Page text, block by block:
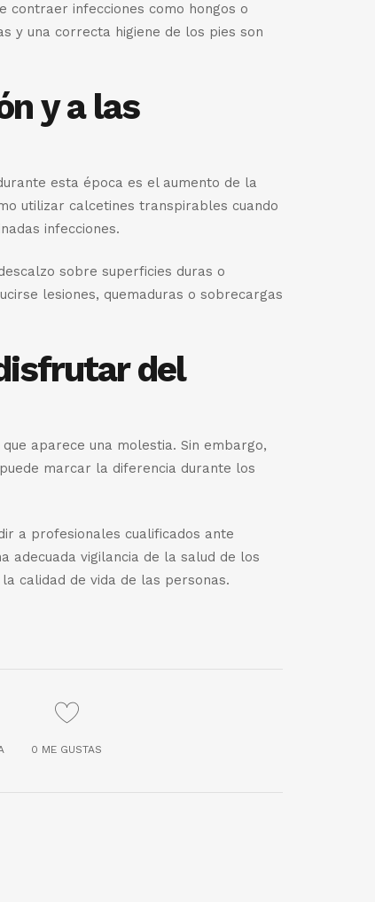
contraer infecciones como hongos o
y una correcta higiene de los pies son
y a las
esta época es el aumento de la
utilizar calcetines transpirables cuando
infecciones.
sobre superficies duras o
lesiones, quemaduras o sobrecargas
del
aparece una molestia. Sin embargo,
marcar la diferencia durante los
a profesionales cualificados ante
adecuada vigilancia de la salud de los
calidad de vida de las personas.
0 ME GUSTAS